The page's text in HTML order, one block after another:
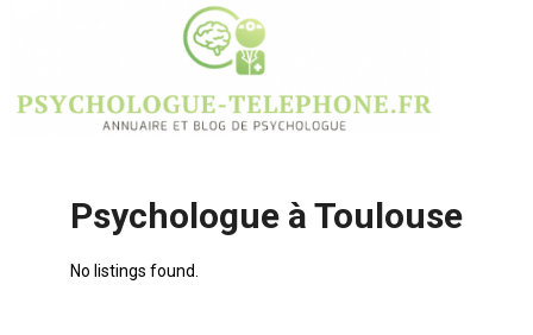
Psychologue à Toulouse
No listings found.